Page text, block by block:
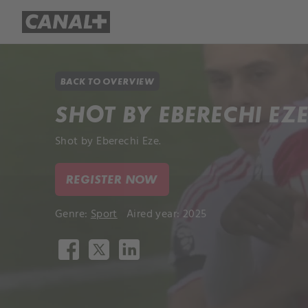
BACK TO OVERVIEW
SHOT BY EBERECHI EZE
Shot by Eberechi Eze.
REGISTER NOW
Genre: Sport Aired year: 2025